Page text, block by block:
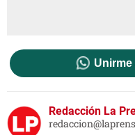
Redacción La